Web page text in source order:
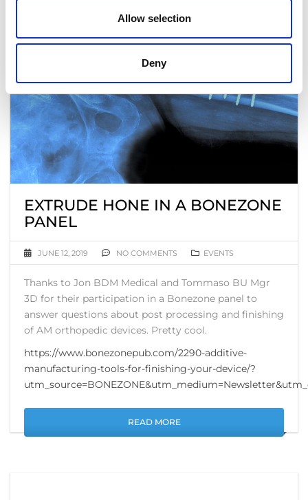
Allow selection
Deny
EXTRUDE HONE IN A BONEZONE
PANEL
JUNE 12, 2019 NO COMMENTS EVENTS
Thanks to Jon BDM Medical and Tommaso BU Mgr
3D for their participation in a Bonezone panel to
answer questions about post processing and finishing
of AM orthopedic devices. Pretty cool.
https://www.bonezonepub.com/2290-additive-
manufacturing-tools-for-finishing-your-device/?
READ MORE